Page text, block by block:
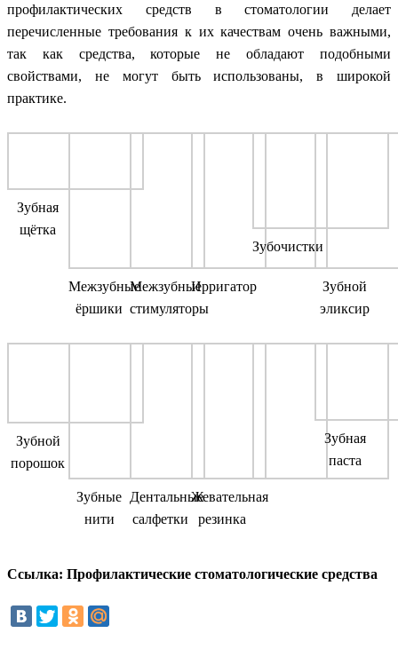
профилактических средств в стоматологии делает
перечисленные требования к их качествам очень важными,
так как средства, которые не обладают подобными
свойствами, не могут быть использованы, в широкой
практике.
Зубная
щётка
Межзубные
ёршики
Межзубные
стимуляторы
Ирригатор
Зубочистки
Зубной
эликсир
Зубной
порошок
Зубные
нити
Дентальные
салфетки
Жевательная
резинка
Зубная
паста
Ссылка: Профилактические стоматологические средства